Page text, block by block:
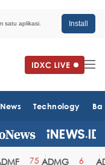
satu aplikasi. Install
Technology
75 ADMG